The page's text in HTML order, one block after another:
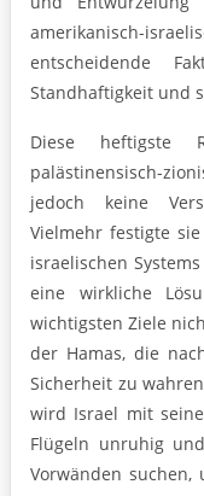
amerikanisch-
entscheidende
Standhaftigkeit und
Diese heftigste
palästinensisch-
jedoch keine
Vielmehr festigte
israelischen
eine wirkliche
wichtigsten Ziele
der Hamas, die
Sicherheit zu
wird Israel mit
Flügeln unruhig
Vorwänden suchen,